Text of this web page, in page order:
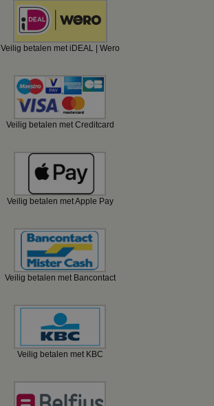
Veilig betalen met iDEAL | Wero
Veilig betalen met Creditcard
Veilig betalen met Apple Pay
Veilig betalen met Bancontact
Veilig betalen met KBC